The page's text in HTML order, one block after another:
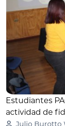
Estudiantes
actividad de
Julio Burotto